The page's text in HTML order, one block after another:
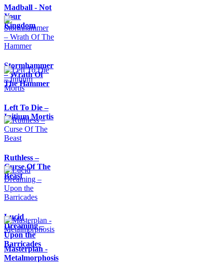
Madball - Not
Your
Kingdom
Stormhammer
– Wrath Of
The Hammer
Left To Die –
Initium Mortis
Ruthless –
Curse Of The
Beast
Lucid
Dreaming –
Upon the
Barricades
Masterplan -
Metalmorphosis